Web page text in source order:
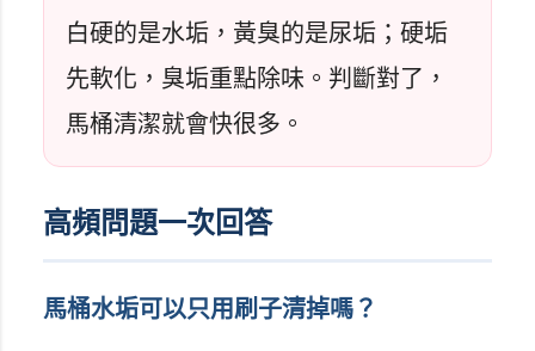
白硬的是水垢，黃臭的是尿垢；硬垢
先軟化，臭垢重點除味。判斷對了，
馬桶清潔就會快很多。
高頻問題一次回答
馬桶水垢可以只用刷子清掉嗎？